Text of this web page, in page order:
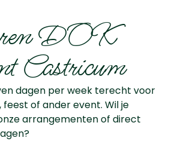
DOK
Castricum
dagen per week terecht voor
of ander event. Wil je
arrangementen of direct